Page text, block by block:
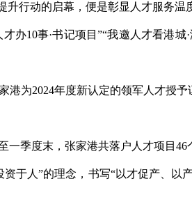
行动的启幕，便是彰显人才服务温
办10事·书记项目”“我邀人才看港城
为2024年度新认定的领军人才授
季度末，张家港共落户人才项目46
于人”的理念，书写“以才促产、以